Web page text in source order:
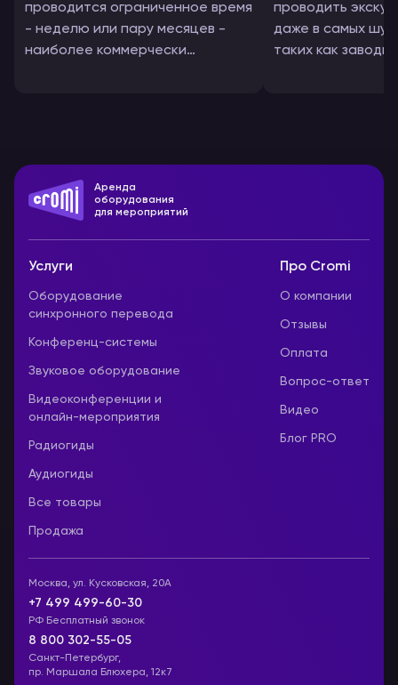
проводится ограниченное время
- неделю или пару месяцев -
наиболее коммерчески
проводить
даже в самых
таких как заводы
Аренда
оборудования
для мероприятий
Услуги
Оборудование
синхронного перевода
Конференц-системы
Звуковое оборудование
Видеоконференции и
онлайн-мероприятия
Радиогиды
Аудиогиды
Все товары
Продажа
Про Cromi
О компании
Отзывы
Оплата
Вопрос-ответ
Видео
Блог PRO
Москва, ул. Кусковская, 20А
+7 499 499-60-30
РФ Бесплатный звонок
8 800 302-55-05
Санкт-Петербург,
пр. Маршала Блюхера, 12к7